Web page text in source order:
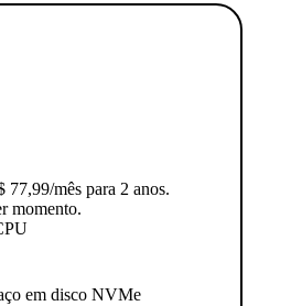
77,99/mês para 2 anos.
momento.
em disco NVMe